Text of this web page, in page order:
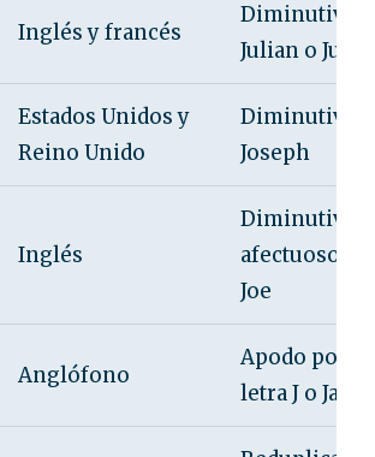
Inglés y francés
Diminutivo
Julian o Julia
Estados Unidos y
Reino Unido
Diminutivo
Joseph
Inglés
Diminutivo
afectuoso de
Joe
Anglófono
Apodo por la
letra J o